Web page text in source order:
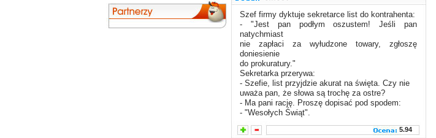
Szef firmy dyktuje sekretarce list do kontrahenta:
- "Jest pan podłym oszustem! Jeśli pan
natychmiast
nie zapłaci za wyłudzone towary, zgłoszę
doniesienie
do prokuratury."
Sekretarka przerywa:
- Szefie, list przyjdzie akurat na święta. Czy nie
uważa pan, że słowa są trochę za ostre?
- Ma pani rację. Proszę dopisać pod spodem:
- "Wesołych Świąt".
5.94